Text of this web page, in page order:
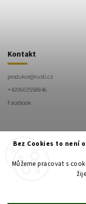
Bez Cookies to není
Můžeme pracovat s
Kontakt
produkce@rusti.cz
+420603558846
Facebook
+420603558846
Facebook